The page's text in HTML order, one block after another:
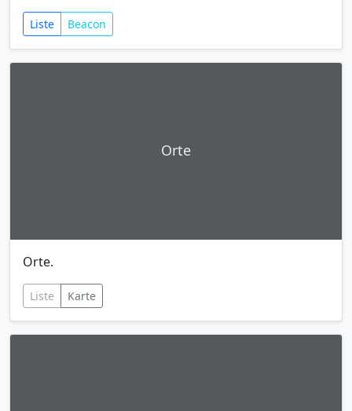
Liste Beacon
Orte
Orte.
Liste Karte